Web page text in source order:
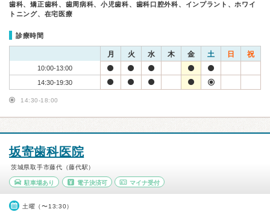
歯科、矯正歯科、歯周病科、小児歯科、歯科口腔外科、インプラント、ホワイ
トニング、在宅医療
診療時間
月 火 水 木 金 土 日 祝
10:00-13:00
14:30-19:30
14:30-18:00
坂寄歯科医院
茨城県取手市藤代（藤代駅）
駐車場あり 電子決済可 マイナ受付
土曜（〜13:30）